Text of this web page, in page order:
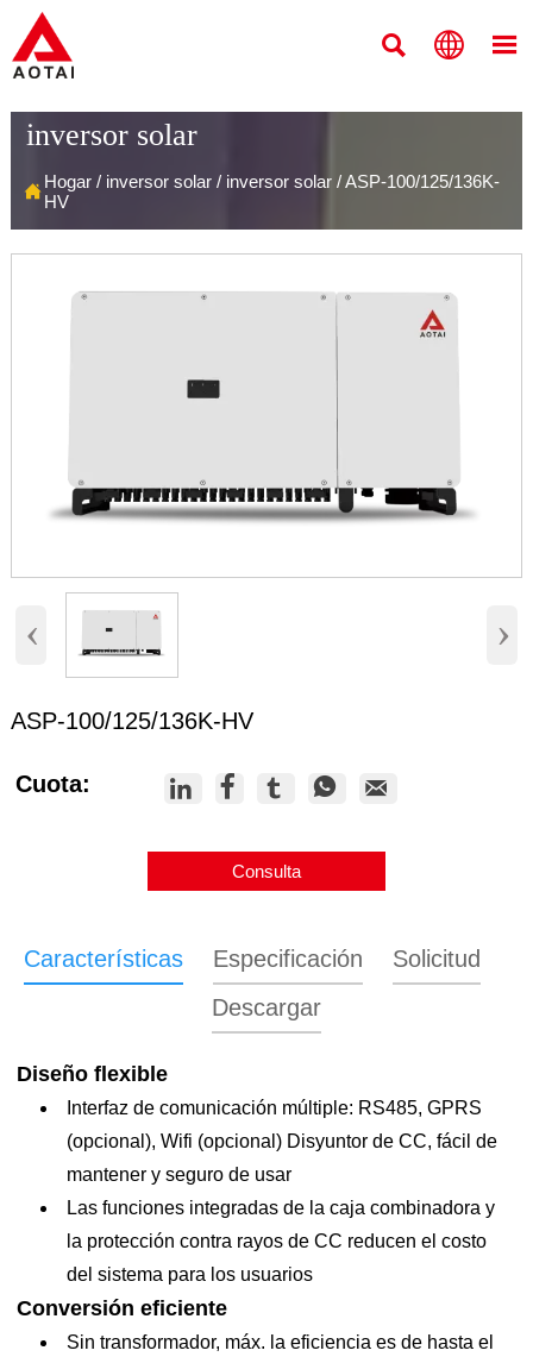
  
inversor solar
Hogar/ inversor solar/ inversor solar/ASP-100/125/136K-
HV
‹ ›
ASP-100/125/136K-HV
Cuota:     
Consulta
Características Especificación
Solicitud
Descargar
Diseño flexible
Interfaz de comunicación múltiple: RS485, GPRS
(opcional), Wifi (opcional) Disyuntor de CC, fácil de
mantener y seguro de usar
Las funciones integradas de la caja combinadora y
la protección contra rayos de CC reducen el costo
del sistema para los usuarios
Conversión eficiente
Sin transformador, máx. la eficiencia es de hasta el
125K-HV 136K-HV
Aporte
Máx. Potencia de
entrada CC
150kW 187,5 KW 204kW
HV.pdf